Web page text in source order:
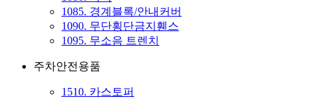
1085. 경계블록/안내커버
1090. 무단횡단금지휀스
1095. 무소음 트렌치
주차안전용품
1510. 카스토퍼